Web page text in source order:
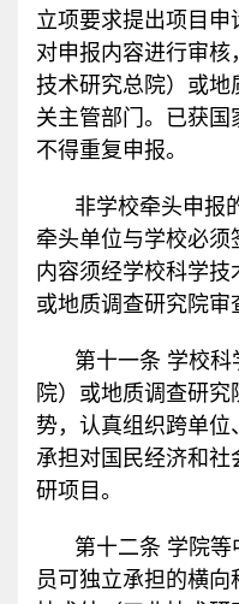
立项要求提出项目
对申报内容进行审
技术研究总院）或地
关主管部门。已获国
不得重复申报。
非学校牵头申报
牵头单位与学校必
内容须经学校科学技
或地质调查研究院审
第十一条 学校
院）或地质调查研
势，认真组织跨单
承担对国民经济和
研项目。
第十二条 学院
员可独立承担的横